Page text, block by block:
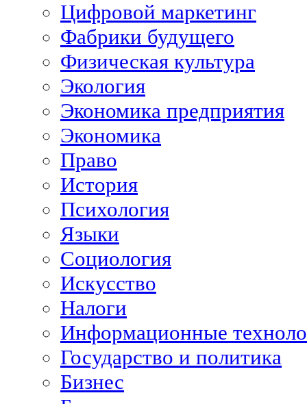
Цифровой маркетинг
Фабрики будущего
Физическая культура
Экология
Экономика предприятия
Экономика
Право
История
Психология
Языки
Социология
Искусство
Налоги
Информационные
Государство и политика
Бизнес